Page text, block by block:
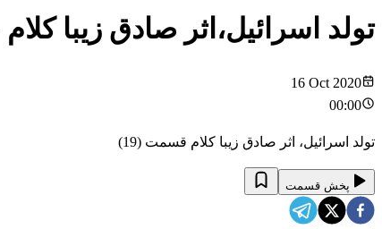
تولد اسرائیل،اثر صادق زیبا کلام
16 Oct 2020
00:00
تولد اسرائیل، اثر صادق زیبا کلام قسمت (19)
پخش قسمت